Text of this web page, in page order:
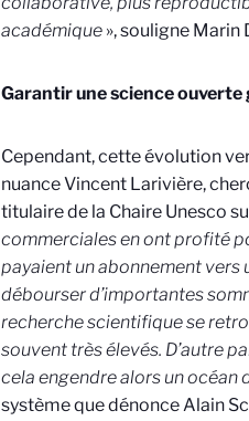
académique », souligne Marin
Garantir une science
Cependant, cette évolution
nuance Vincent Larivière,
titulaire de la Chaire Unesco
commerciales en ont profité
payaient un abonnement
débourser d’importantes
recherche scientifique se
souvent très élevés. D’autre
cela engendre alors un océan
système que dénonce Alain